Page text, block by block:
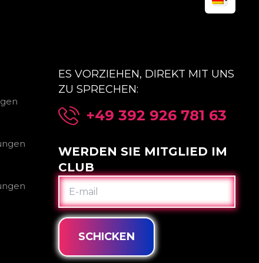
ES VORZIEHEN, DIREKT MIT UNS
ZU SPRECHEN:
+49 392 926 781 63
WERDEN SIE MITGLIED IM
CLUB
E-
MAIL
SCHICKEN